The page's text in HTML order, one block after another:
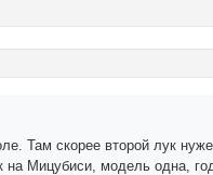
Там скорее второй лук
на Мицубиси, модель одна,